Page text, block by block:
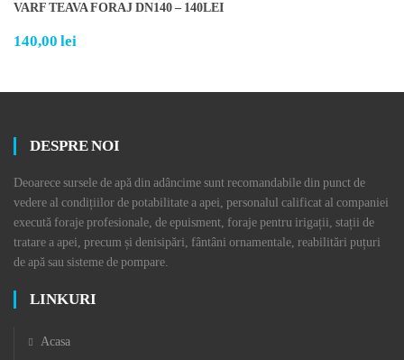
VARF TEAVA FORAJ DN140 – 140LEI
140,00 lei
DESPRE NOI
Deoarece sursele de apă din adâncime sunt recomandabile din punct de
vedere al condițiilor de potabilitate a apei, personalul calificat al companiei
execută foraje profesionale, de epuisment, foraje pentru irigații, stații de
tratare a apei, precum și denisipări, fântâni ornamentale, reabilitări puțuri
de apă sau sisteme de pompare.
LINKURI
Acasa